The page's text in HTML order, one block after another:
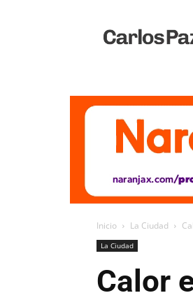
Vivo
Inicio La Ciudad
La Ciudad
Calor